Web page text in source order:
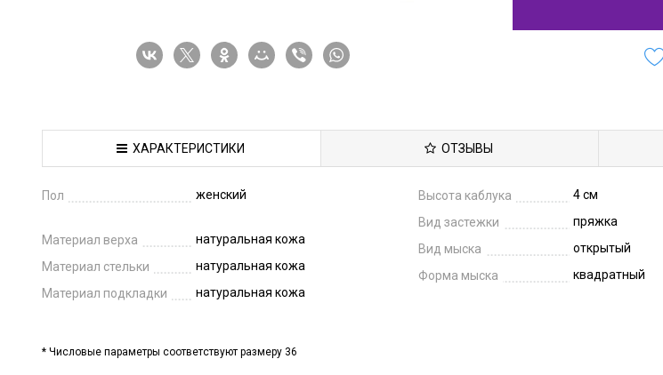
ХАРАКТЕРИСТИКИ ОТЗЫВЫ
Пол женский
Материал верха
натуральная кожа
Материал стельки
натуральная кожа
Материал подкладки
натуральная кожа
Высота каблука
4 см
Вид застежки
пряжка
Вид мыска
открытый
Форма мыска
квадратный
* Числовые параметры соответствуют размеру 36